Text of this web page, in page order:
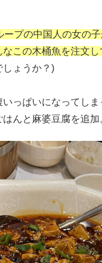
ープの中国人の女の
この木桶魚を注文し
しょうか？)
いっぱいになってし
んと麻婆豆腐を追加